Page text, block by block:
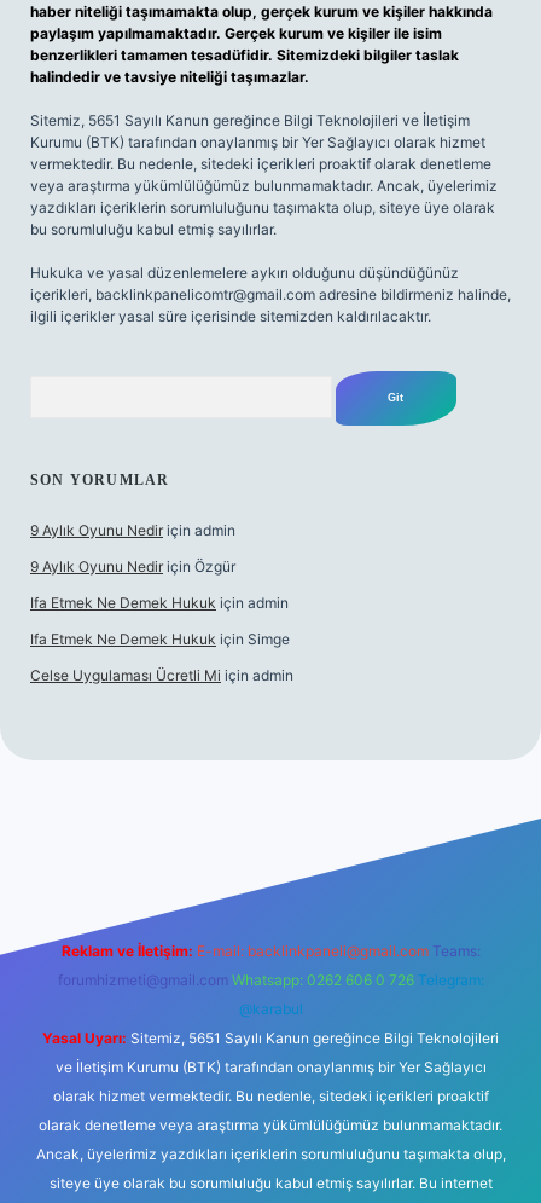
haber niteliği taşımamakta olup, gerçek kurum ve kişiler hakkında
paylaşım yapılmamaktadır. Gerçek kurum ve kişiler ile isim
benzerlikleri tamamen tesadüfidir. Sitemizdeki bilgiler taslak
halindedir ve tavsiye niteliği taşımazlar.
Sitemiz, 5651 Sayılı Kanun gereğince Bilgi Teknolojileri ve İletişim
Kurumu (BTK) tarafından onaylanmış bir Yer Sağlayıcı olarak hizmet
vermektedir. Bu nedenle, sitedeki içerikleri proaktif olarak denetleme
veya araştırma yükümlülüğümüz bulunmamaktadır. Ancak, üyelerimiz
yazdıkları içeriklerin sorumluluğunu taşımakta olup, siteye üye olarak
bu sorumluluğu kabul etmiş sayılırlar.
Hukuka ve yasal düzenlemelere aykırı olduğunu düşündüğünüz
içerikleri, backlinkpanelicomtr@gmail.com adresine bildirmeniz halinde,
ilgili içerikler yasal süre içerisinde sitemizden kaldırılacaktır.
SON YORUMLAR
9 Aylık Oyunu Nedir için admin
9 Aylık Oyunu Nedir için Özgür
Ifa Etmek Ne Demek Hukuk için admin
Ifa Etmek Ne Demek Hukuk için Simge
Celse Uygulaması Ücretli Mi için admin
Reklam ve İletişim: E-mail: backlinkpaneli@gmail.com Teams:
forumhizmeti@gmail.com Whatsapp: 0262 606 0 726 Telegram:
@karabul
Yasal Uyarı: Sitemiz, 5651 Sayılı Kanun gereğince Bilgi Teknolojileri
ve İletişim Kurumu (BTK) tarafından onaylanmış bir Yer Sağlayıcı
olarak hizmet vermektedir. Bu nedenle, sitedeki içerikleri proaktif
olarak denetleme veya araştırma yükümlülüğümüz bulunmamaktadır.
Ancak, üyelerimiz yazdıkları içeriklerin sorumluluğunu taşımakta olup,
siteye üye olarak bu sorumluluğu kabul etmiş sayılırlar. Bu internet